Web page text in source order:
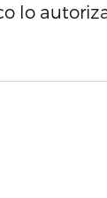
lo